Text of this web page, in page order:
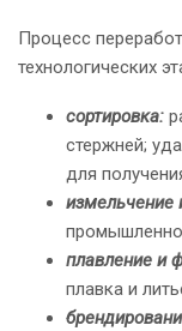
Процесс
технологических
сортировка:
стержней;
для
измельчение
плавление и
плавка и